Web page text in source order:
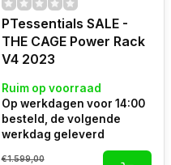
PTessentials SALE -
THE CAGE Power Rack
V4 2023
Ruim op voorraad
Op werkdagen voor 14:00
besteld, de volgende
werkdag geleverd
€1.599,00